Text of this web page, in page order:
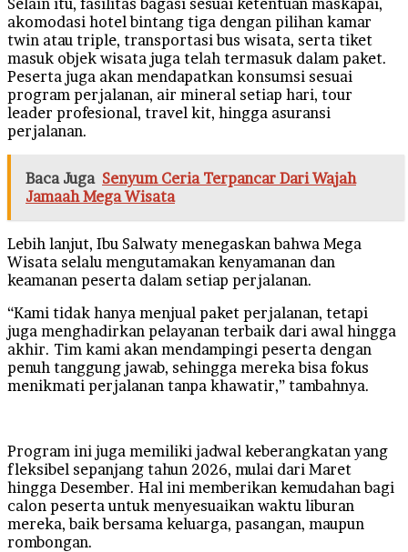
akomodasi hotel bintang tiga dengan pilihan kamar
twin atau triple, transportasi bus wisata, serta tiket
masuk objek wisata juga telah termasuk dalam paket.
Peserta juga akan mendapatkan konsumsi sesuai
program perjalanan, air mineral setiap hari, tour
leader profesional, travel kit, hingga asuransi
perjalanan.
Baca Juga Senyum Ceria Terpancar Dari Wajah
Jamaah Mega Wisata
Lebih lanjut, Ibu Salwaty menegaskan bahwa Mega
Wisata selalu mengutamakan kenyamanan dan
keamanan peserta dalam setiap perjalanan.
“Kami tidak hanya menjual paket perjalanan, tetapi
juga menghadirkan pelayanan terbaik dari awal hingga
akhir. Tim kami akan mendampingi peserta dengan
penuh tanggung jawab, sehingga mereka bisa fokus
menikmati perjalanan tanpa khawatir,” tambahnya.
Program ini juga memiliki jadwal keberangkatan yang
fleksibel sepanjang tahun 2026, mulai dari Maret
hingga Desember. Hal ini memberikan kemudahan bagi
calon peserta untuk menyesuaikan waktu liburan
mereka, baik bersama keluarga, pasangan, maupun
rombongan.